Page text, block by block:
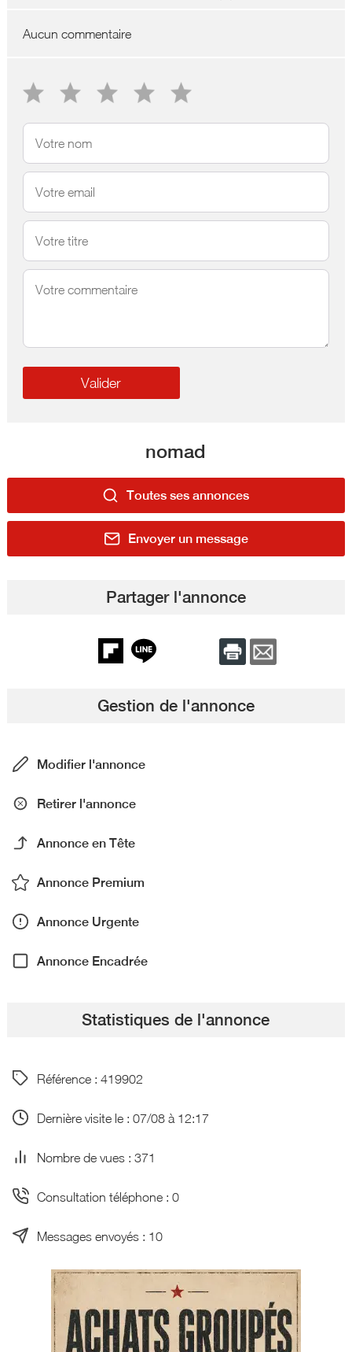
Aucun commentaire
nomad
Toutes ses annonces
Envoyer un message
Partager l'annonce
Gestion de l'annonce
Modifier l'annonce
Retirer l'annonce
Annonce en Tête
Annonce Premium
Annonce Urgente
Annonce Encadrée
Statistiques de l'annonce
Référence : 419902
Dernière visite le : 07/08 à 12:17
Nombre de vues : 371
Consultation téléphone : 0
Messages envoyés : 10